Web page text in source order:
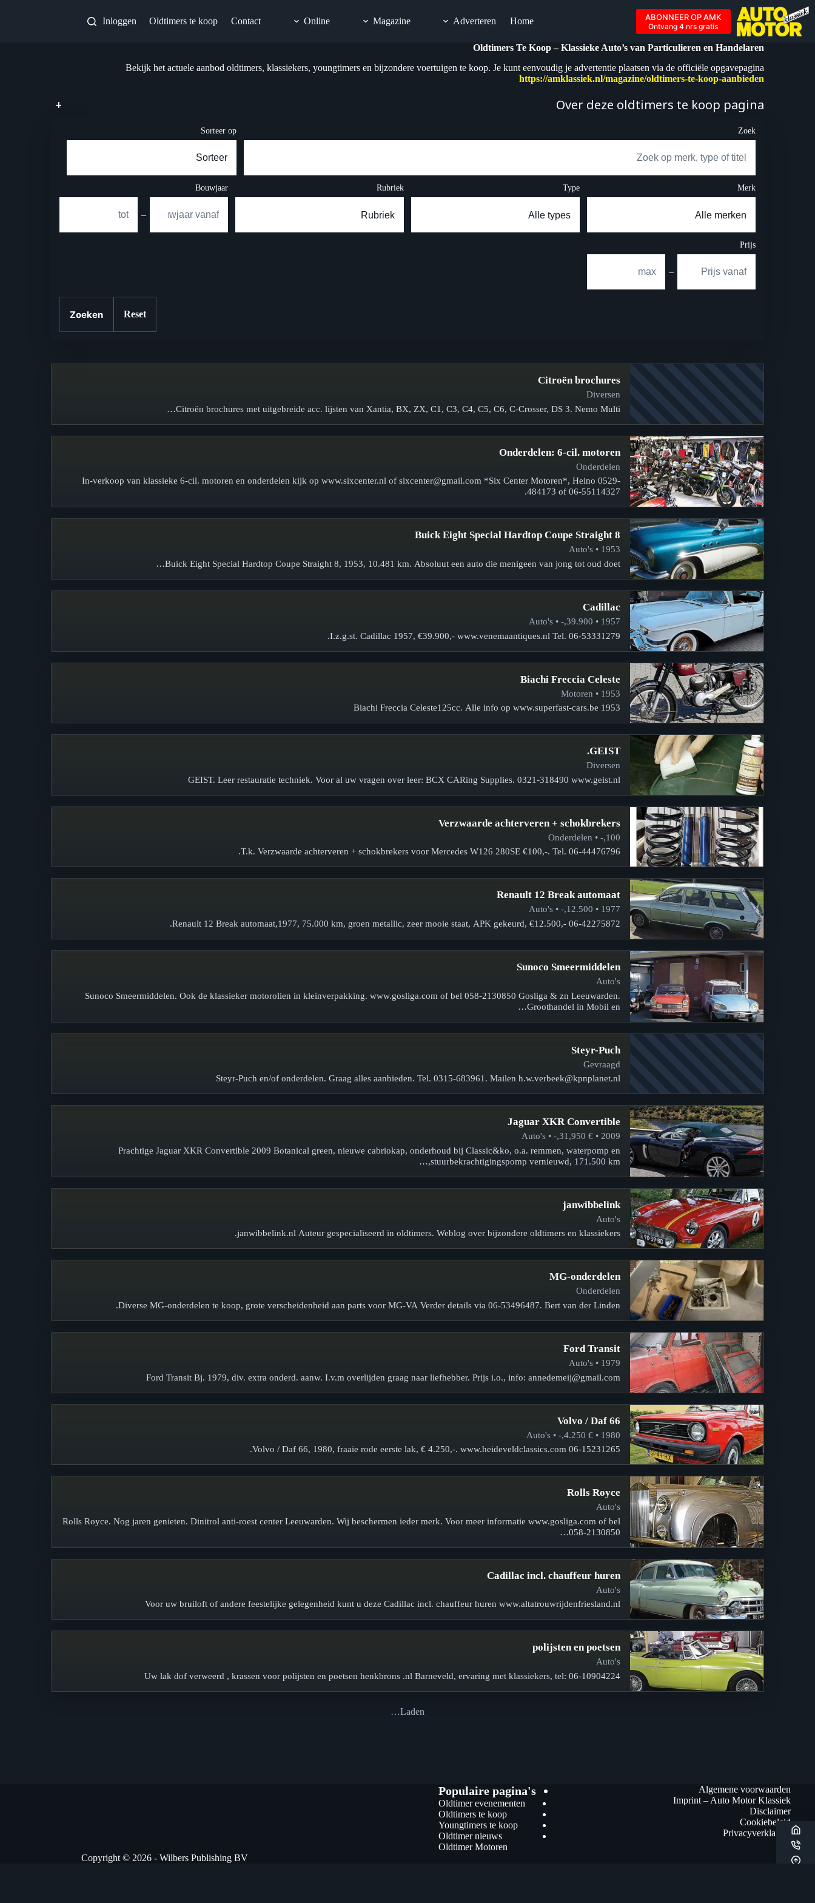
Ga
naar
inhoud
ABONNEER OP AMK
Ontvang 4 nrs gratis
Home
Adverteren
Magazine
Online
Contact
Oldtimers te koop
Inloggen
Oldtimers Te Koop – Klassieke Auto’s van Particulieren en Handelaren
Bekijk het actuele aanbod oldtimers, klassiekers, youngtimers en bijzondere voertuigen te koop. Je kunt eenvoudig je advertentie plaatsen via de officiële opgavepagina
https://amklassiek.nl/magazine/oldtimers-te-koop-aanbieden
Over deze oldtimers te koop pagina
+
Zoek
Sorteer op
Merk
Type
Rubriek
Bouwjaar
–
Prijs
–
Reset
Zoeken
Citroën brochures
Diversen
Citroën brochures met uitgebreide acc. lijsten van Xantia, BX, ZX, C1, C3, C4, C5, C6, C-Crosser, DS 3. Nemo Multi…
Onderdelen: 6-cil. motoren
Onderdelen
In-verkoop van klassieke 6-cil. motoren en onderdelen kijk op www.sixcenter.nl of sixcenter@gmail.com *Six Center Motoren*, Heino 0529-
484173 of 06-55114327.
Buick Eight Special Hardtop Coupe Straight 8
1953 • Auto's
Buick Eight Special Hardtop Coupe Straight 8, 1953, 10.481 km. Absoluut een auto die menigeen van jong tot oud doet…
Cadillac
1957 • 39.900,- • Auto's
I.z.g.st. Cadillac 1957, €39.900,- www.venemaantiques.nl Tel. 06-53331279.
Biachi Freccia Celeste
1953 • Motoren
1953 Biachi Freccia Celeste125cc. Alle info op www.superfast-cars.be
GEIST.
Diversen
GEIST. Leer restauratie techniek. Voor al uw vragen over leer: BCX CARing Supplies. 0321-318490 www.geist.nl
Verzwaarde achterveren + schokbrekers
100,- • Onderdelen
T.k. Verzwaarde achterveren + schokbrekers voor Mercedes W126 280SE €100,-. Tel. 06-44476796.
Renault 12 Break automaat
1977 • 12.500,- • Auto's
Renault 12 Break automaat,1977, 75.000 km, groen metallic, zeer mooie staat, APK gekeurd, €12.500,- 06-42275872.
Sunoco Smeermiddelen
Auto's
Sunoco Smeermiddelen. Ook de klassieker motorolien in kleinverpakking. www.gosliga.com of bel 058-2130850 Gosliga & zn Leeuwarden.
Groothandel in Mobil en…
Steyr-Puch
Gevraagd
Steyr-Puch en/of onderdelen. Graag alles aanbieden. Tel. 0315-683961. Mailen h.w.verbeek@kpnplanet.nl
Jaguar XKR Convertible
2009 • € 31,950,- • Auto's
Prachtige Jaguar XKR Convertible 2009 Botanical green, nieuwe cabriokap, onderhoud bij Classic&ko, o.a. remmen, waterpomp en
stuurbekrachtigingspomp vernieuwd, 171.500 km,…
janwibbelink
Auto's
janwibbelink.nl Auteur gespecialiseerd in oldtimers. Weblog over bijzondere oldtimers en klassiekers.
MG-onderdelen
Onderdelen
Diverse MG-onderdelen te koop, grote verscheidenheid aan parts voor MG-VA Verder details via 06-53496487. Bert van der Linden.
Ford Transit
1979 • Auto's
Ford Transit Bj. 1979, div. extra onderd. aanw. I.v.m overlijden graag naar liefhebber. Prijs i.o., info: annedemeij@gmail.com
Volvo / Daf 66
1980 • € 4.250,- • Auto's
Volvo / Daf 66, 1980, fraaie rode eerste lak, € 4.250,-. www.heideveldclassics.com 06-15231265.
Rolls Royce
Auto's
Rolls Royce. Nog jaren genieten. Dinitrol anti-roest center Leeuwarden. Wij beschermen ieder merk. Voor meer informatie www.gosliga.com of bel
058-2130850…
Cadillac incl. chauffeur huren
Auto's
Voor uw bruiloft of andere feestelijke gelegenheid kunt u deze Cadillac incl. chauffeur huren www.altatrouwrijdenfriesland.nl
polijsten en poetsen
Auto's
Uw lak dof verweerd , krassen voor polijsten en poetsen henkbrons .nl Barneveld, ervaring met klassiekers, tel: 06-10904224
Laden…
Algemene voorwaarden
Imprint – Auto Motor Klassiek
Disclaimer
Cookiebeleid
Privacyverklaring
Populaire pagina's
Oldtimer evenementen
Oldtimers te koop
Youngtimers te koop
Oldtimer nieuws
Oldtimer Motoren
Copyright © 2026 - Wilbers Publishing BV